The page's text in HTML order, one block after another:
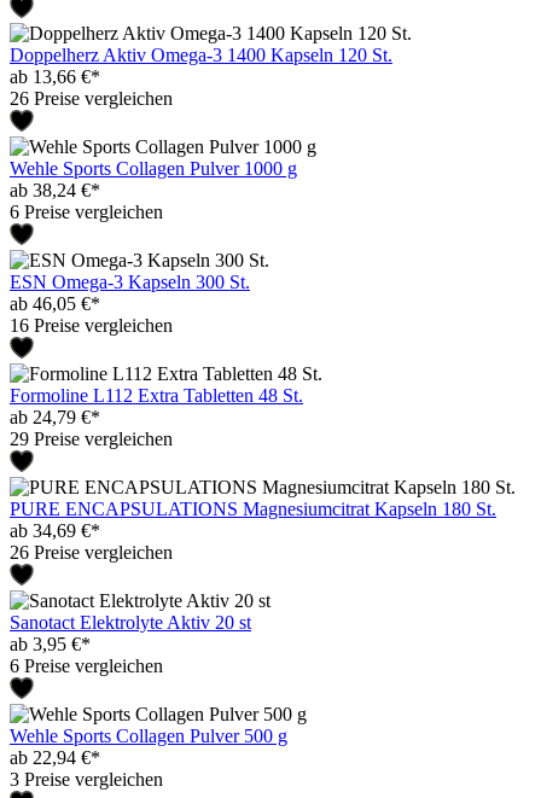
Doppelherz Aktiv Omega-3 1400 Kapseln 120 St.
ab 13,66 €*
26 Preise vergleichen
Wehle Sports Collagen Pulver 1000 g
ab 38,24 €*
6 Preise vergleichen
ESN Omega-3 Kapseln 300 St.
ab 46,05 €*
16 Preise vergleichen
Formoline L112 Extra Tabletten 48 St.
ab 24,79 €*
29 Preise vergleichen
PURE ENCAPSULATIONS Magnesiumcitrat Kapseln 180 St.
ab 34,69 €*
26 Preise vergleichen
Sanotact Elektrolyte Aktiv 20 st
ab 3,95 €*
6 Preise vergleichen
Wehle Sports Collagen Pulver 500 g
ab 22,94 €*
3 Preise vergleichen